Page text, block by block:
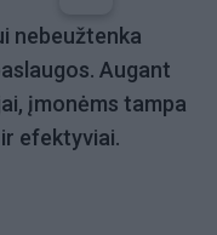
nebeužtenka
Augant
įmonėms tampa
efektyviai.